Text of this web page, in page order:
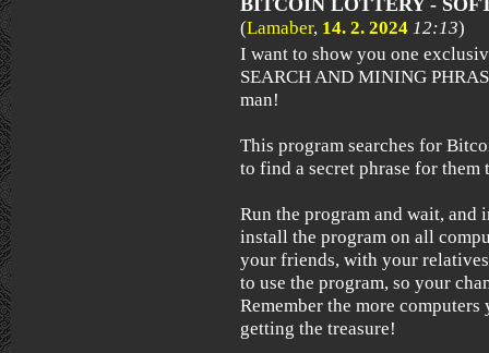
(Lamaber, 14. 2. 2024 12:13)
I want to show you one
SEARCH AND MINING
man!
This program searches for
to find a secret phrase for
Run the program and wait, and
install the program on all
your friends, with your
to use the program, so your
Remember the more
getting the treasure!